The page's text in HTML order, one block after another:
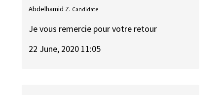
Abdelhamid Z. Candidate
Je vous remercie pour votre retour
22 June, 2020 11:05